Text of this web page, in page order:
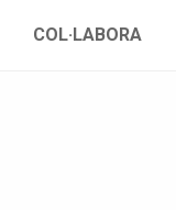
COL·LABORA